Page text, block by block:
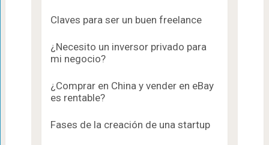
Claves para ser un buen freelance
¿Necesito un inversor privado para
mi negocio?
¿Comprar en China y vender en eBay
es rentable?
Fases de la creación de una startup